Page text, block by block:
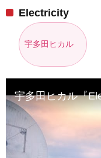
Electricity
宇多田ヒカル
宇多田ヒカル『